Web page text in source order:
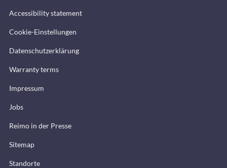
Accessibility statement
Cookie-Einstellungen
Datenschutzerklärung
Warranty terms
Impressum
Jobs
Reimo in der Presse
Sitemap
Standorte